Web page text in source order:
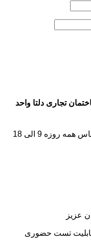
تجاری دلتا واحد
عزیز
قابلیت تست حضوری